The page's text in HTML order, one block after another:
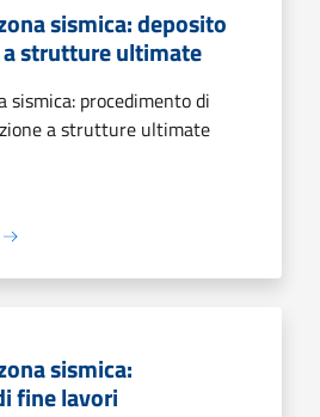
sismica: deposito
strutture ultimate
sismica: procedimento di
a strutture ultimate
sismica:
fine lavori